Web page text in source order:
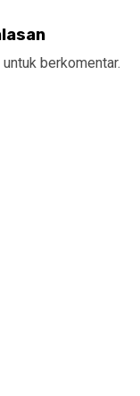
untuk berkomentar.